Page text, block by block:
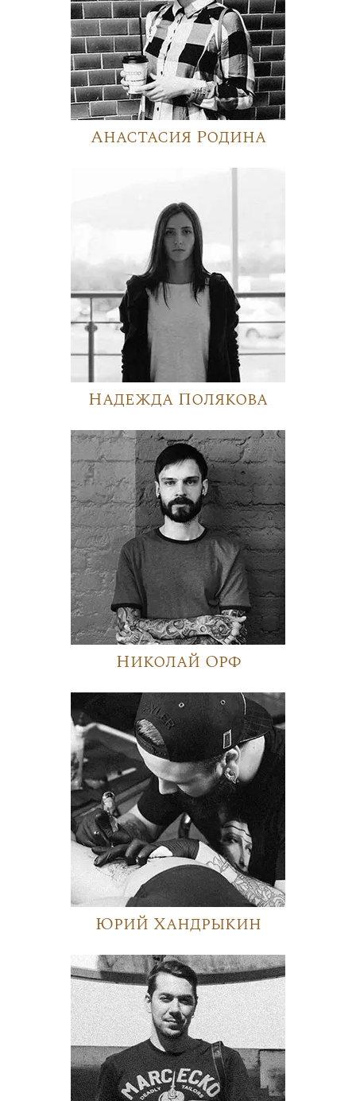
Анастасия Родина
Надежда Полякова
Николай Орф
Юрий Хандрыкин